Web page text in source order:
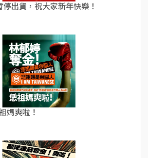
出貨，祝大家新年快樂！
媽爽啦！